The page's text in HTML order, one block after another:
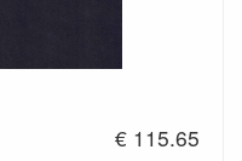
€ 115.65